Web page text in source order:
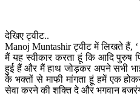
देखिए ट्वीट..
Manoj Muntashir ट्वीट में लिखते हैं, ‘
मैं यह स्वीकार करता हूं कि आदि पुरुष
हुई हैं और मैं हाथ जोड़कर अपने सभी
के भक्तों से माफी मांगता हूं हमें एक
सेवा करने की शक्ति दे और भगवान